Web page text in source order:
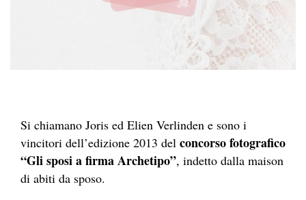
Si chiamano Joris ed Elien Verlinden e sono i
vincitori dell’edizione 2013 del concorso fotografico
“Gli sposi a firma Archetipo”, indetto dalla maison
di abiti da sposo.